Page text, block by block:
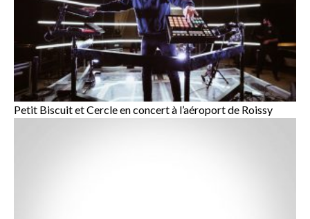
Petit Biscuit et Cercle en concert à l’aéroport de Roissy